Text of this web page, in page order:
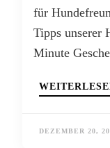
für
Tipps unserer
Minute
DEZEMBER 20,